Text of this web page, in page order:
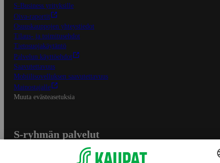
S-Business yrityksille
Oiva-raportit
Osuuskauppojen yhteystiedot
Tilaus- ja toimitusehdot
Tietosuojakäytäntö
Palvelun käyttöehdot
Saavutettavuus
Mobiilisovelluksen saavutettavuus
Mainostajalle
Muuta evästeasetuksia
S-ryhmän palvelut